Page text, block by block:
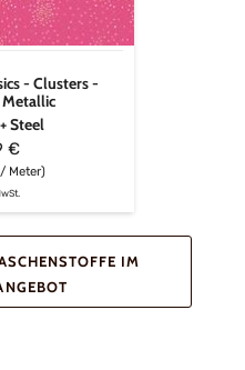
- Clusters -
Steel
€
Meter)
IM